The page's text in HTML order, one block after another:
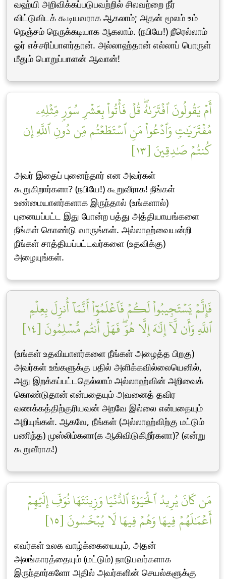
வஹ்யி அறிவிக்கப்படுபவற்றில் சிலவற்றை நீர்
விட்டுவிடக் கூடியவராக ஆகலாம்; அதன் மூலம் உம்
நெஞ்சம் நெருக்கடியாக ஆகலாம். (நபியே!) நீரெல்லாம்
ஓர் எச்சரிப்பாளர்தான். அல்லாஹ்தான் எல்லாப் பொருள்
மீதும் பொறுப்பாளன் ஆவான்!
أَمۡ يَقُولُونَ ٱفۡتَرَىٰهُۖ قُلۡ فَأۡتُواْ بِعَشۡرِ سُوَرٖ مِّثۡلِهِۦ
مُفۡتَرَيَٰتٖ وَٱدۡعُواْ مَنِ ٱسۡتَطَعۡتُم مِّن دُونِ ٱللَّهِ إِن
كُنتُمۡ صَٰدِقِينَ [١٣]
அவர் இதைப் புனைந்தார் என அவர்கள்
கூறுகிறார்களா? (நபியே!) கூறுவீராக! நீங்கள்
உண்மையாளர்களாக இருந்தால் (உங்களால்)
புனையப்பட்ட இது போன்ற பத்து அத்தியாயங்களை
நீங்கள் கொண்டு வாருங்கள். அல்லாஹ்வையன்றி
நீங்கள் சாத்தியப்பட்டவர்களை (உதவிக்கு)
அழையுங்கள்.
فَإِلَّمۡ يَسۡتَجِيبُواْ لَكُمۡ فَٱعۡلَمُوٓاْ أَنَّمَآ أُنزِلَ بِعِلۡمِ
ٱللَّهِ وَأَن لَّآ إِلَٰهَ إِلَّا هُوَۖ فَهَلۡ أَنتُم مُّسۡلِمُونَ [١٤]
(உங்கள் உதவியாளர்களை நீங்கள் அழைத்த பிறகு)
அவர்கள் உங்களுக்கு பதில் அளிக்கவில்லையெனில்,
அது இறக்கப்பட்டதெல்லாம் அல்லாஹ்வின் அறிவைக்
கொண்டுதான் என்பதையும் அவனைத் தவிர
வணக்கத்திற்குரியவன் அறவே இல்லை என்பதையும்
அறியுங்கள். ஆகவே, நீங்கள் (அல்லாஹ்விற்கு மட்டும்
பணிந்த) முஸ்லிம்களா(க ஆகிவிடுகிறீர்களா)? (என்று
கூறுவீராக!)
مَن كَانَ يُرِيدُ ٱلۡحَيَوٰةَ ٱلدُّنۡيَا وَزِينَتَهَا نُوَفِّ إِلَيۡهِمۡ
أَعۡمَٰلَهُمۡ فِيهَا وَهُمۡ فِيهَا لَا يُبۡخَسُونَ [١٥]
எவர்கள் உலக வாழ்க்கையையும், அதன்
அலங்காரத்தையும் (மட்டும்) நாடுபவர்களாக
இருந்தார்களோ அதில் அவர்களின் செயல்களுக்கு